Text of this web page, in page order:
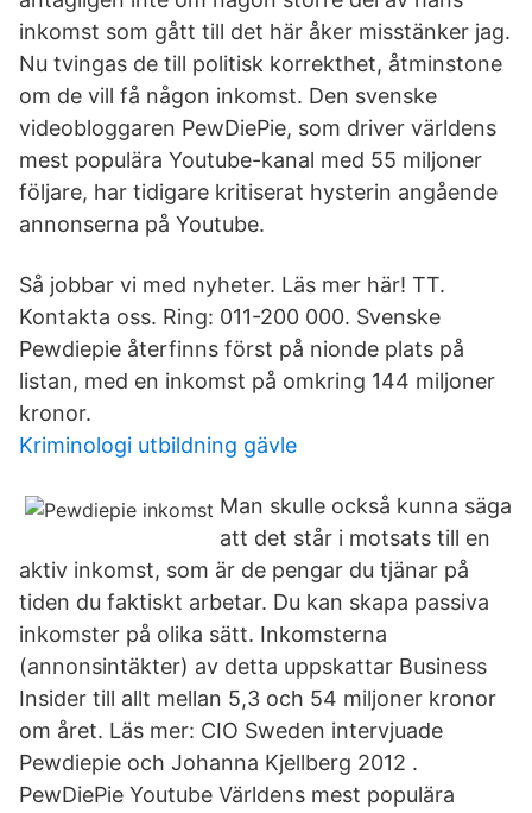
inkomst som gått till det här åker misstänker jag.
Nu tvingas de till politisk korrekthet, åtminstone
om de vill få någon inkomst. Den svenske
videobloggaren PewDiePie, som driver världens
mest populära Youtube-kanal med 55 miljoner
följare, har tidigare kritiserat hysterin angående
annonserna på Youtube.
Så jobbar vi med nyheter. Läs mer här! TT.
Kontakta oss. Ring: 011-200 000. Svenske
Pewdiepie återfinns först på nionde plats på
listan, med en inkomst på omkring 144 miljoner
kronor.
Kriminologi utbildning gävle
Man skulle också kunna säga
att det står i motsats till en
aktiv inkomst, som är de pengar du tjänar på
tiden du faktiskt arbetar. Du kan skapa passiva
inkomster på olika sätt. Inkomsterna
(annonsintäkter) av detta uppskattar Business
Insider till allt mellan 5,3 och 54 miljoner kronor
om året. Läs mer: CIO Sweden intervjuade
Pewdiepie och Johanna Kjellberg 2012 .
PewDiePie Youtube Världens mest populära